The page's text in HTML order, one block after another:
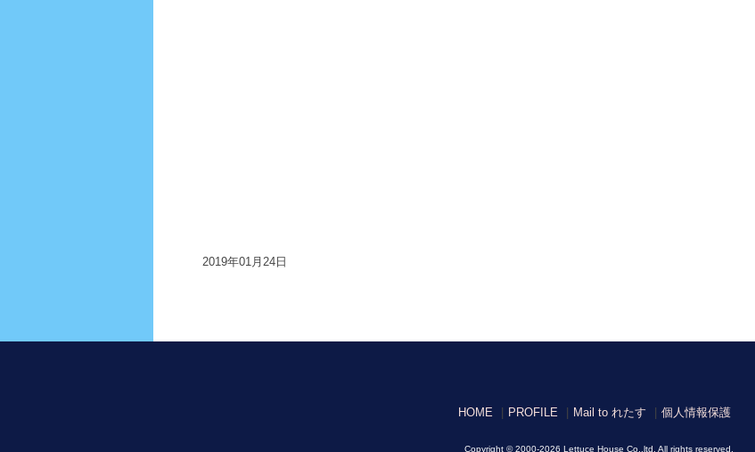
2019年01月24日
HOME PROFILE Mail to れたす 個人情報保護
Copyright © 2000-2026 Lettuce House Co.,ltd. All rights reserved.